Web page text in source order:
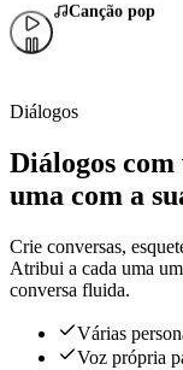
Canção pop
Diálogos
Diálogos com
uma com a
Crie conversas,
Atribui a cada uma
conversa fluida.
Várias
Voz própria